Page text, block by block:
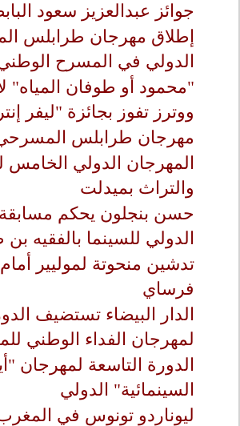
جوائز عبدالعزيز سعود
إطلاق مهرجان طرابلس
الدولي في المسرح الوطني
"محمود أو طوفان المياه"
ووترز تفوز بجائزة "ليفر
مهرجان طرابلس
المهرجان الدولي الخامس
والتراث بميدلت
حسن بنجلون يحكم
الدولي للسينما بالفقيه بن
تدشين منحوتة لموليير
فرساي
الدار البيضاء تستضيف
لمهرجان الفداء الوطني
الدورة التاسعة لمهرجان
السينمائية" الدولي
ليوناردو تونوس في